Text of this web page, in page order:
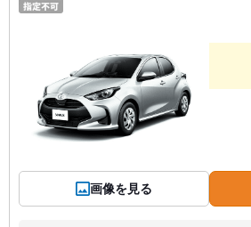
画像を見る